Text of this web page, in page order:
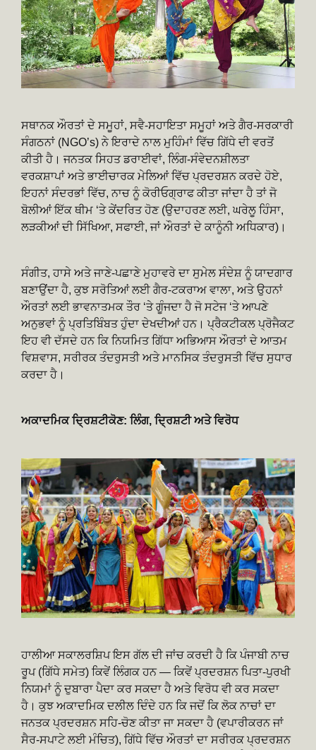
ਸਥਾਨਕ ਔਰਤਾਂ ਦੇ ਸਮੂਹਾਂ, ਸਵੈ-ਸਹਾਇਤਾ ਸਮੂਹਾਂ ਅਤੇ ਗੈਰ-ਸਰਕਾਰੀ
ਸੰਗਠਨਾਂ (NGO’s) ਨੇ ਇਰਾਦੇ ਨਾਲ ਮੁਹਿੰਮਾਂ ਵਿੱਚ ਗਿੱਧੇ ਦੀ ਵਰਤੋਂ
ਕੀਤੀ ਹੈ। ਜਨਤਕ ਸਿਹਤ ਡਰਾਈਵਾਂ, ਲਿੰਗ-ਸੰਵੇਦਨਸ਼ੀਲਤਾ
ਵਰਕਸ਼ਾਪਾਂ ਅਤੇ ਭਾਈਚਾਰਕ ਮੇਲਿਆਂ ਵਿੱਚ ਪ੍ਰਦਰਸ਼ਨ ਕਰਦੇ ਹੋਏ,
ਇਹਨਾਂ ਸੰਦਰਭਾਂ ਵਿੱਚ, ਨਾਚ ਨੂੰ ਕੋਰੀਓਗ੍ਰਾਫ ਕੀਤਾ ਜਾਂਦਾ ਹੈ ਤਾਂ ਜੋ
ਬੋਲੀਆਂ ਇੱਕ ਥੀਮ ‘ਤੇ ਕੇਂਦਰਿਤ ਹੋਣ (ਉਦਾਹਰਣ ਲਈ, ਘਰੇਲੂ ਹਿੰਸਾ,
ਲੜਕੀਆਂ ਦੀ ਸਿੱਖਿਆ, ਸਫਾਈ, ਜਾਂ ਔਰਤਾਂ ਦੇ ਕਾਨੂੰਨੀ ਅਧਿਕਾਰ)।
ਸੰਗੀਤ, ਹਾਸੇ ਅਤੇ ਜਾਣੇ-ਪਛਾਣੇ ਮੁਹਾਵਰੇ ਦਾ ਸੁਮੇਲ ਸੰਦੇਸ਼ ਨੂੰ ਯਾਦਗਾਰ
ਬਣਾਉਂਦਾ ਹੈ, ਕੁਝ ਸਰੋਤਿਆਂ ਲਈ ਗੈਰ-ਟਕਰਾਅ ਵਾਲਾ, ਅਤੇ ਉਹਨਾਂ
ਔਰਤਾਂ ਲਈ ਭਾਵਨਾਤਮਕ ਤੌਰ ‘ਤੇ ਗੂੰਜਦਾ ਹੈ ਜੋ ਸਟੇਜ ‘ਤੇ ਆਪਣੇ
ਅਨੁਭਵਾਂ ਨੂੰ ਪ੍ਰਤਿਬਿੰਬਤ ਹੁੰਦਾ ਦੇਖਦੀਆਂ ਹਨ। ਪ੍ਰੈਕਟੀਕਲ ਪ੍ਰੋਜੈਕਟ
ਇਹ ਵੀ ਦੱਸਦੇ ਹਨ ਕਿ ਨਿਯਮਿਤ ਗਿੱਧਾ ਅਭਿਆਸ ਔਰਤਾਂ ਦੇ ਆਤਮ
ਵਿਸ਼ਵਾਸ, ਸਰੀਰਕ ਤੰਦਰੁਸਤੀ ਅਤੇ ਮਾਨਸਿਕ ਤੰਦਰੁਸਤੀ ਵਿੱਚ ਸੁਧਾਰ
ਕਰਦਾ ਹੈ।
ਅਕਾਦਮਿਕ ਦ੍ਰਿਸ਼ਟੀਕੋਣ: ਲਿੰਗ, ਦ੍ਰਿਸ਼ਟੀ ਅਤੇ ਵਿਰੋਧ
ਹਾਲੀਆ ਸਕਾਲਰਸ਼ਿਪ ਇਸ ਗੱਲ ਦੀ ਜਾਂਚ ਕਰਦੀ ਹੈ ਕਿ ਪੰਜਾਬੀ ਨਾਚ
ਰੂਪ (ਗਿੱਧੇ ਸਮੇਤ) ਕਿਵੇਂ ਲਿੰਗਕ ਹਨ — ਕਿਵੇਂ ਪ੍ਰਦਰਸ਼ਨ ਪਿਤਾ-ਪੁਰਖੀ
ਨਿਯਮਾਂ ਨੂੰ ਦੁਬਾਰਾ ਪੈਦਾ ਕਰ ਸਕਦਾ ਹੈ ਅਤੇ ਵਿਰੋਧ ਵੀ ਕਰ ਸਕਦਾ
ਹੈ। ਕੁਝ ਅਕਾਦਮਿਕ ਦਲੀਲ ਦਿੰਦੇ ਹਨ ਕਿ ਜਦੋਂ ਕਿ ਲੋਕ ਨਾਚਾਂ ਦਾ
ਜਨਤਕ ਪ੍ਰਦਰਸ਼ਨ ਸਹਿ-ਚੋਣ ਕੀਤਾ ਜਾ ਸਕਦਾ ਹੈ (ਵਪਾਰੀਕਰਨ ਜਾਂ
ਸੈਰ-ਸਪਾਟੇ ਲਈ ਮੰਚਿਤ), ਗਿੱਧੇ ਵਿੱਚ ਔਰਤਾਂ ਦਾ ਸਰੀਰਕ ਪ੍ਰਦਰਸ਼ਨ